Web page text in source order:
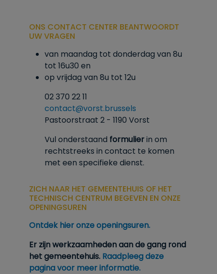
ONS CONTACT CENTER BEANTWOORDT
UW VRAGEN
van maandag tot donderdag van 8u
tot 16u30 en
op vrijdag van 8u tot 12u
02 370 22 11
contact@vorst.brussels
Pastoorstraat 2 - 1190 Vorst
Vul onderstaand formulierin om
rechtstreeks in contact te komen
met een specifieke dienst.
ZICH NAAR HET GEMEENTEHUIS OF HET
TECHNISCH CENTRUM BEGEVEN EN ONZE
OPENINGSUREN
Ontdek hier onze openingsuren.
Er zijn werkzaamheden aan de gang rond
het gemeentehuis. Raadpleeg deze
pagina voor meer informatie.